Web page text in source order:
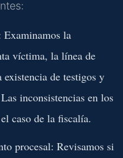
Examinamos la
víctima, la línea de
de testigos y
inconsistencias en los
caso de la fiscalía.
procesal: Revisamos si